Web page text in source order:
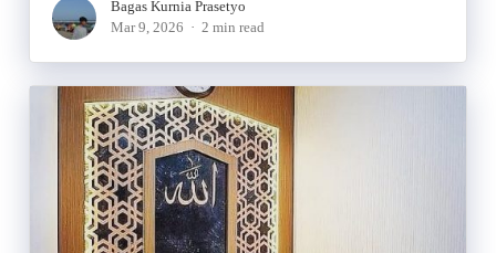
Bagas Kurnia Prasetyo
Mar 9, 2026
2 min read